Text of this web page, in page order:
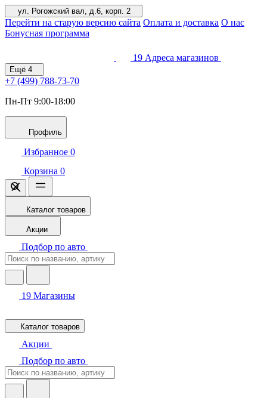
ул. Рогожский вал, д.6, корп. 2
Перейти на старую версию сайта Оплата и доставка О нас
Бонусная программа
19 Адреса магазинов
Ещё 4
+7 (499) 788-73-70
Пн-Пт 9:00-18:00
Профиль
Избранное 0
Корзина 0
Каталог товаров
Акции
Подбор по авто
19 Магазины
Каталог товаров
Акции
Подбор по авто